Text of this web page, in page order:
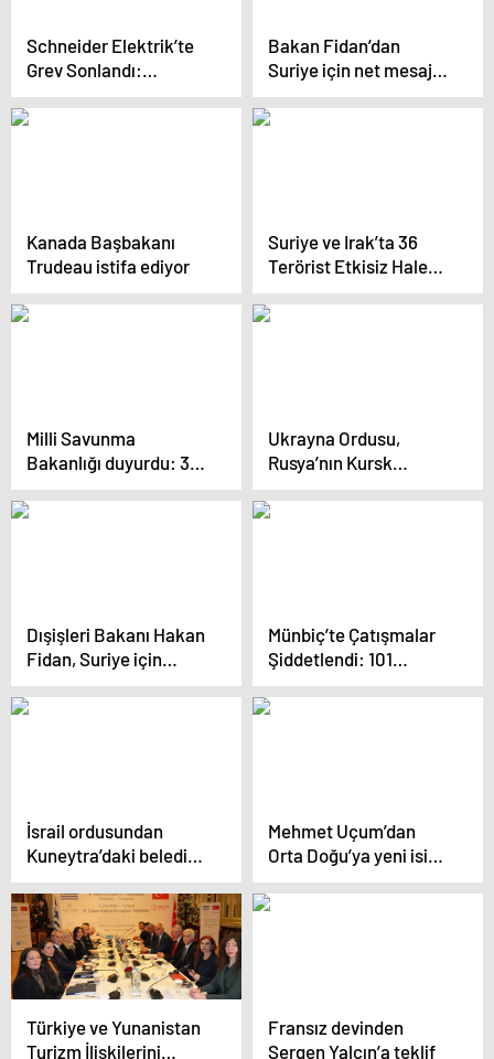
Schneider Elektrik’te
Grev Sonlandı:
Anlaşma Sağlandı ve
Ücretler Belirlendi
Bakan Fidan’dan
Suriye için net mesaj:
Savaştan kaçmayız
Kanada Başbakanı
Trudeau istifa ediyor
Suriye ve Irak’ta 36
Terörist Etkisiz Hale
Getirildi
Milli Savunma
Bakanlığı duyurdu: 36
terörist etkisiz hale
getirildi
Ukrayna Ordusu,
Rusya’nın Kursk
Bölgesine Saldırıya
Geçti
Dışişleri Bakanı Hakan
Fidan, Suriye için
umutlu mesajlar verdi
Münbiç’te Çatışmalar
Şiddetlendi: 101
Savaşçı Hayatını
Kaybetti
İsrail ordusundan
Kuneytra’daki belediye
binasına baskın
Mehmet Uçum’dan
Orta Doğu’ya yeni isim
önerisi
Türkiye ve Yunanistan
Turizm İlişkilerini
Fransız devinden
Sergen Yalçın’a teklif